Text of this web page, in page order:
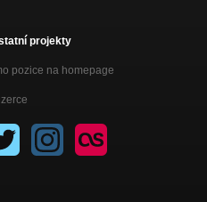
projekty
pozice na homepage